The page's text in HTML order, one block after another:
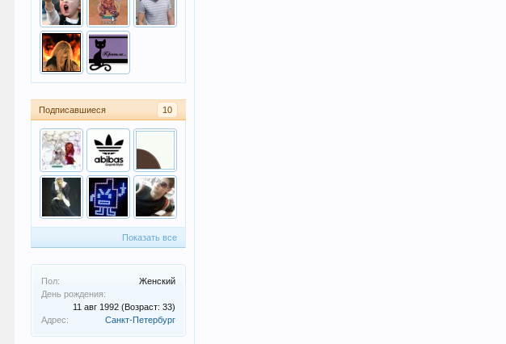
Подписавшиеся 10
Показать все
Пол:
Женский
День рождения:
11 авг 1992 (Возраст: 33)
Адрес:
Санкт-Петербург